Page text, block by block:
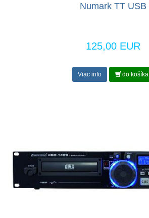
Numark TT USB
125,00 EUR
Viac info do košíka